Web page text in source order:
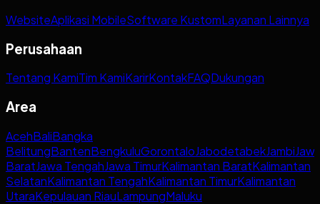
WebsiteAplikasi MobileSoftware KustomLayanan Lainnya
Perusahaan
Tentang KamiTim KamiKarirKontakFAQDukungan
Area
AcehBaliBangka
BelitungBantenBengkuluGorontaloJabodetabekJambi
BaratJawa TengahJawa TimurKalimantan BaratKalimantan
SelatanKalimantan TengahKalimantan TimurKalimantan
UtaraKepulauan RiauLampungMaluku